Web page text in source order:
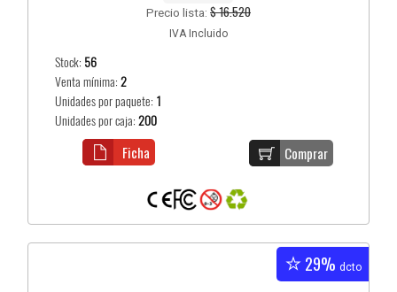
Precio lista: $ 16.520
IVA Incluido
Stock: 56
Venta mínima:2
Unidades por paquete: 1
Unidades por caja:200
Comprar
Ficha
29% dcto